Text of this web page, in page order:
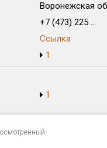
Воронежская
+7 (473) 225 ...
Ссылка
1
1